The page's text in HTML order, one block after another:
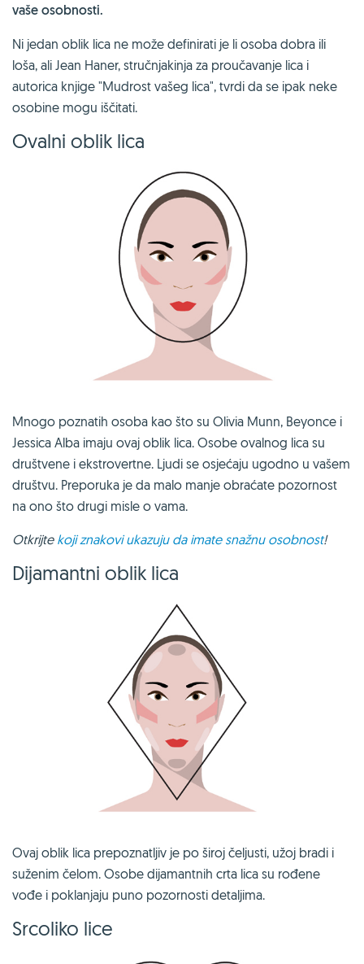
vaše osobnosti.
Ni jedan oblik lica ne može definirati je li osoba dobra ili
loša, ali Jean Haner, stručnjakinja za proučavanje lica i
autorica knjige "Mudrost vašeg lica", tvrdi da se ipak neke
osobine mogu iščitati.
Ovalni oblik lica
Mnogo poznatih osoba kao što su Olivia Munn, Beyonce i
Jessica Alba imaju ovaj oblik lica. Osobe ovalnog lica su
društvene i ekstrovertne. Ljudi se osjećaju ugodno u vašem
društvu. Preporuka je da malo manje obraćate pozornost
na ono što drugi misle o vama.
Otkrijte koji znakovi ukazuju da imate snažnu osobnost!
Dijamantni oblik lica
Ovaj oblik lica prepoznatljiv je po široj čeljusti, užoj bradi i
suženim čelom. Osobe dijamantnih crta lica su rođene
vođe i poklanjaju puno pozornosti detaljima.
Srcoliko lice